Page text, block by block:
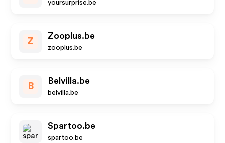
yoursurprise.be
Z
Zooplus.be
zooplus.be
B
Belvilla.be
belvilla.be
Spartoo.be
spartoo.be